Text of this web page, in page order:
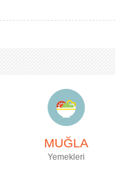
MUĞLA
Yemekleri